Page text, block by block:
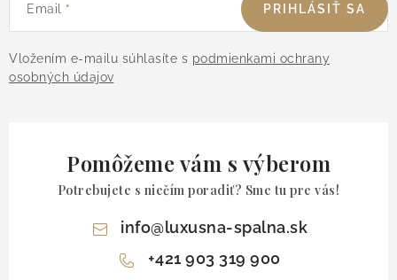
Email
Vložením e-mailu súhlasíte s podmienkami ochrany
osobných údajov
PRIHLÁSIŤ SA
Pomôžeme vám s výberom
Potrebujete s niečím poradiť? Sme tu pre vás!
info@luxusna-spalna.sk
+421 903 319 900